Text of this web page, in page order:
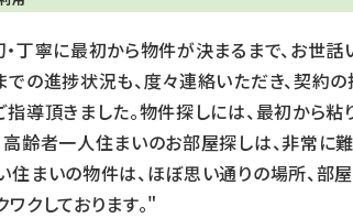
丁寧に最初から物件が決まるまで、お世
での進捗状況も、度々連絡いただき、契約
指導頂きました。物件探しには、最初から
高齢者一人住まいのお部屋探しは、非常に
住まいの物件は、ほぼ思い通りの場所、部
ワクしております。"